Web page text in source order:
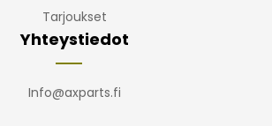
Tarjoukset
Yhteystiedot
Info@axparts.fi